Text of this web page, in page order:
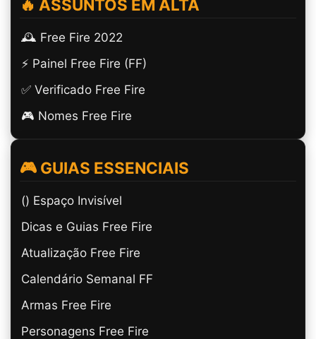
🔥 ASSUNTOS EM ALTA
🕰️ Free Fire 2022
⚡ Painel Free Fire (FF)
✅ Verificado Free Fire
🎮 Nomes Free Fire
🎮 GUIAS ESSENCIAIS
(ㅤ) Espaço Invisível
Dicas e Guias Free Fire
Atualização Free Fire
Calendário Semanal FF
Armas Free Fire
Personagens Free Fire